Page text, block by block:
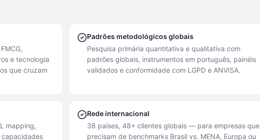
e tecnologia
que cruzam
Padrões metodológicos globais
Pesquisa primária quantitativa e qualitativa com
padrões globais, instrumentos em português, painéis
validados e conformidade com LGPD e ANVISA.
mapping,
capacidades
Rede internacional
38 países, 48+ clientes globais — para empresas que
precisam de benchmarks Brasil vs. MENA, Europa ou